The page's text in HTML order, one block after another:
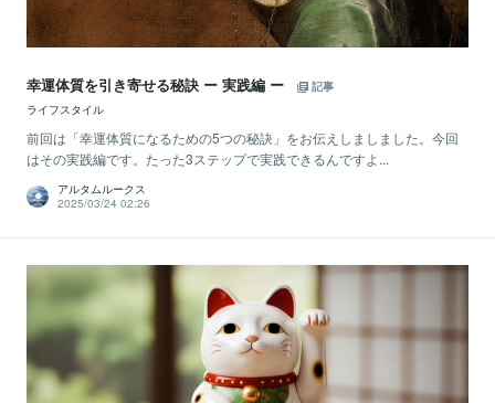
幸運体質を引き寄せる秘訣 ー 実践編 ー
記事
ライフスタイル
前回は「幸運体質になるための5つの秘訣」をお伝えしましました。今回
はその実践編です。たった3ステップで実践できるんですよ...
アルタムルークス
2025/03/24 02:26